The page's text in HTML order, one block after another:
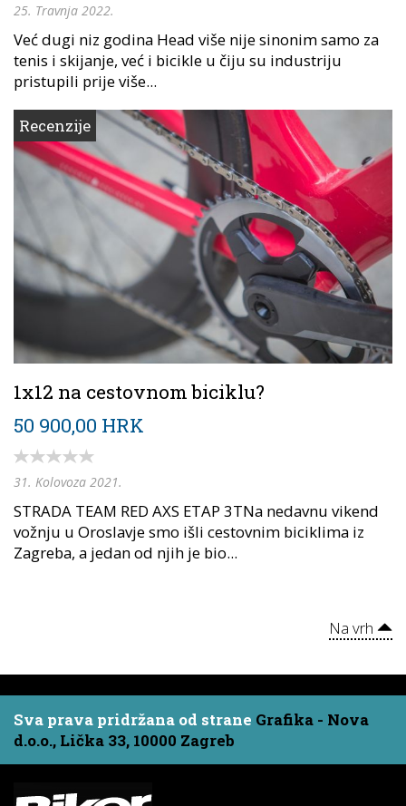
25. Travnja 2022.
Već dugi niz godina Head više nije sinonim samo za
tenis i skijanje, već i bicikle u čiju su industriju
pristupili prije više...
Recenzije
1x12 na cestovnom biciklu?
50 900,00 HRK
31. Kolovoza 2021.
STRADA TEAM RED AXS ETAP 3TNa nedavnu vikend
vožnju u Oroslavje smo išli cestovnim biciklima iz
Zagreba, a jedan od njih je bio...
Na vrh
Sva prava pridržana od strane Grafika - Nova
d.o.o., Lička 33, 10000 Zagreb